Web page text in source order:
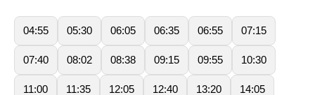
04:55 05:30 06:05 06:35 06:55 07:15
07:40 08:02 08:38 09:15 09:55 10:30
11:00 11:35 12:05 12:40 13:20 14:05